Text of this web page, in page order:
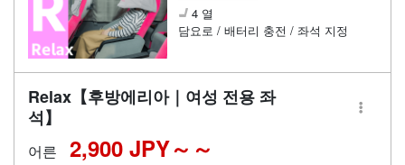
4 열
담요로 / 배터리 충전 / 좌석 지정
Relax【후방에리아｜여성 전용 좌
석】
어른 2,900 JPY～